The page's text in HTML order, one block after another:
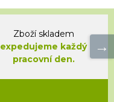
Zboží skladem
expedujeme každý
pracovní den.